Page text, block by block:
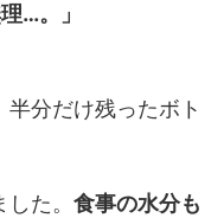
…。」
分だけ残ったボト
た。 食事の水分も